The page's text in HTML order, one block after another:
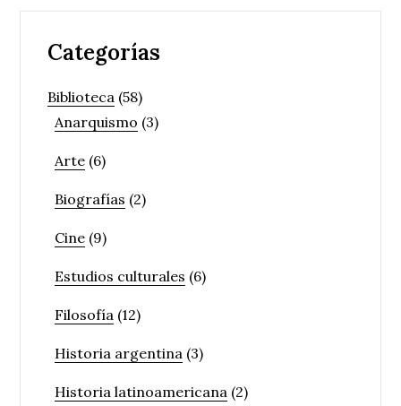
Categorías
Biblioteca (58)
Anarquismo (3)
Arte (6)
Biografías (2)
Cine (9)
Estudios culturales (6)
Filosofía (12)
Historia argentina (3)
Historia latinoamericana (2)